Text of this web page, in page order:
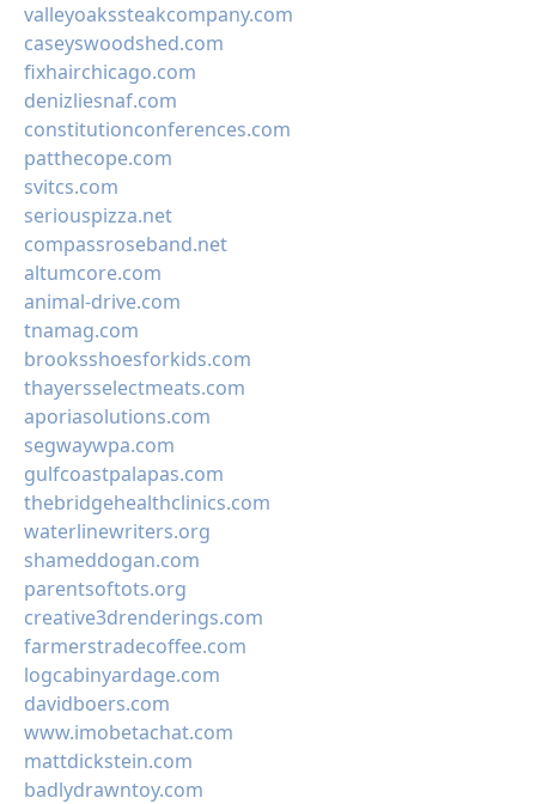
valleyoakssteakcompany.com
caseyswoodshed.com
fixhairchicago.com
denizliesnaf.com
constitutionconferences.com
patthecope.com
svitcs.com
seriouspizza.net
compassroseband.net
altumcore.com
animal-drive.com
tnamag.com
brooksshoesforkids.com
thayersselectmeats.com
aporiasolutions.com
segwaywpa.com
gulfcoastpalapas.com
thebridgehealthclinics.com
waterlinewriters.org
shameddogan.com
parentsoftots.org
creative3drenderings.com
farmerstradecoffee.com
logcabinyardage.com
davidboers.com
www.imobetachat.com
mattdickstein.com
badlydrawntoy.com